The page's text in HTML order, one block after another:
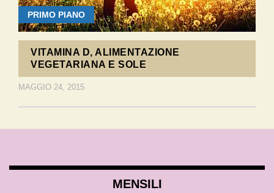
PRIMO PIANO
VITAMINA D, ALIMENTAZIONE
VEGETARIANA E SOLE
MAGGIO 24, 2015
MENSILI